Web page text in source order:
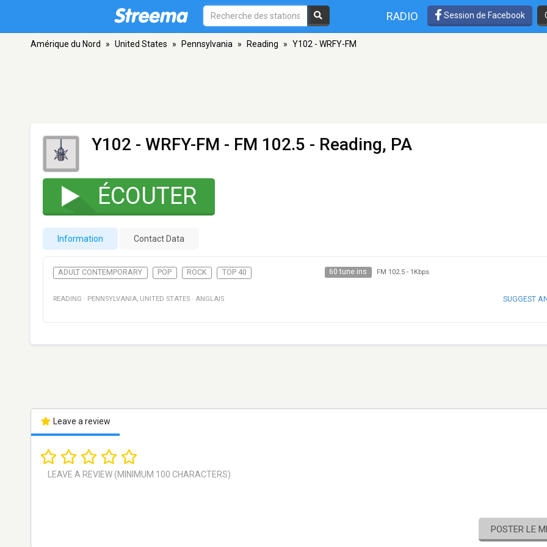
RADIO Session de Facebook
Amérique du Nord » United States » Pennsylvania » Reading » Y102 - WRFY-FM
Y102 - WRFY-FM - FM 102.5 - Reading, PA
ÉCOUTER
Information Contact Data
ADULT CONTEMPORARY POP ROCK TOP 40 60 tune ins FM 102.5- 1Kbps
READING · PENNSYLVANIA, UNITED STATES · ANGLAIS SUGGEST
Leave a review
POSTER LE